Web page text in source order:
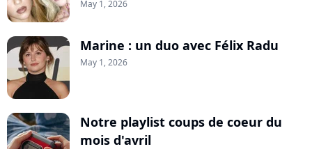
May 1, 2026
Marine : un duo avec Félix Radu
May 1, 2026
Notre playlist coups de coeur du
mois d'avril